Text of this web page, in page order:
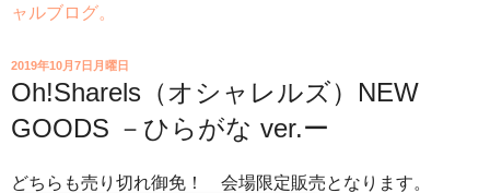
ャルブログ。
2019年10月7日月曜日
Oh!Sharels（オシャレルズ）NEW
GOODS －ひらがな ver.ー
どちらも売り切れ御免！ 会場限定販売となります。